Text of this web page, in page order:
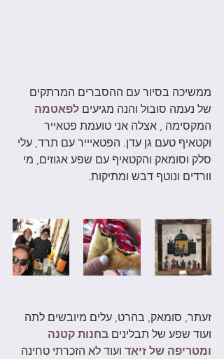
ממשיכה בסיור עם ההסברים המרתקים
של נעמה סובול והנה מגיעים לפאטמה
המקסימה , אצלה אני טועמת פטאייר
וקטאיף טעם גן עדן. הפטאיייר עם תרד, עלי
סלק וסומאק והקטאיף עם שפע אגוזים, מי
וורדים ונוטף דבש ומתיקות.
זעתר, סומאק, בהרט, עלים מיובשים לתה
ועוד שפע של תבלינים בחנות קטנה
ומטריפה של זיאד ועוד לא הזכרתי טחינה